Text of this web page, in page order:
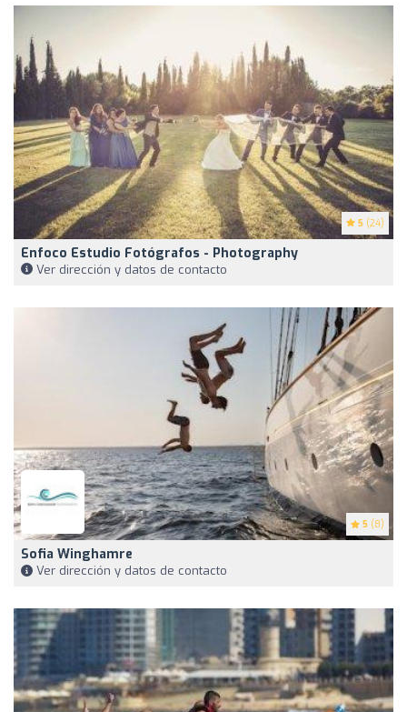
5 (24)
Enfoco Estudio Fotógrafos - Photography
Ver dirección y datos de contacto
5 (8)
Sofia Winghamre
Ver dirección y datos de contacto